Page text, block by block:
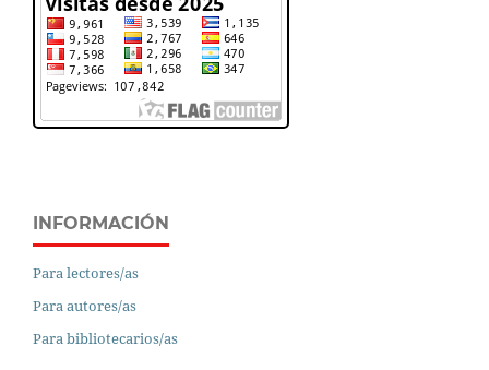
INFORMACIÓN
Para lectores/as
Para autores/as
Para bibliotecarios/as